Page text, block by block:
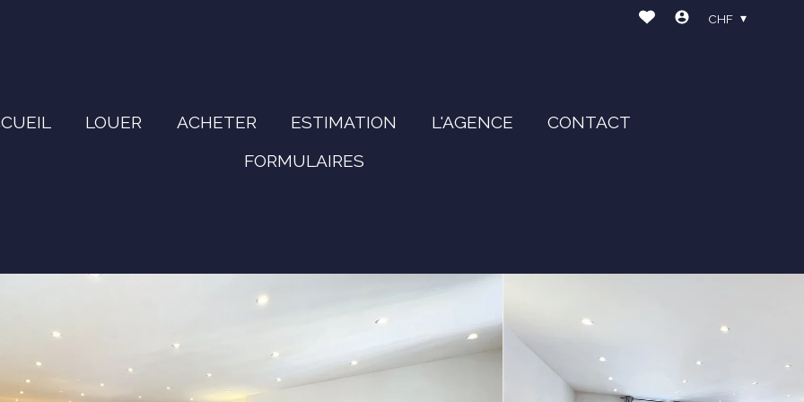
LOUER ACHETER ESTIMATION L'AGENCE
CONTACT
FORMULAIRES
CHF